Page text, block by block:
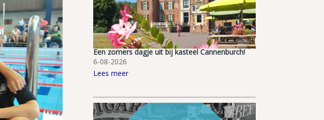
Een zomers dagje uit bij kasteel Cannenburch!
6-08-2026
Lees meer